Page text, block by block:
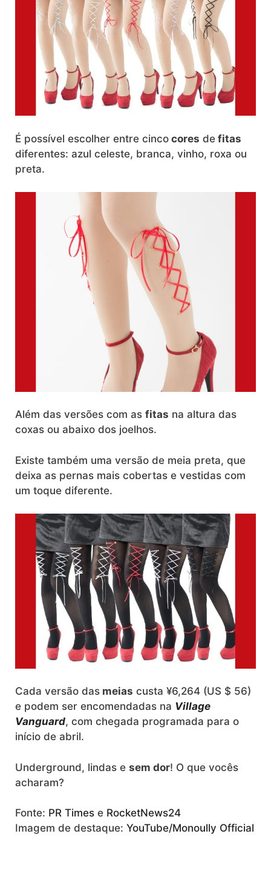
É possível escolher entre cinco cores de fitas
diferentes: azul celeste, branca, vinho, roxa ou
preta.
Além das versões com as fitas na altura das
coxas ou abaixo dos joelhos.
Existe também uma versão de meia preta, que
deixa as pernas mais cobertas e vestidas com
um toque diferente.
Cada versão das meias custa ¥6,264 (US $ 56)
e podem ser encomendadas na Village
Vanguard, com chegada programada para o
início de abril.
Underground, lindas e sem dor! O que vocês
acharam?
Fonte: PR Times e RocketNews24
Imagem de destaque: YouTube/Monoully Official